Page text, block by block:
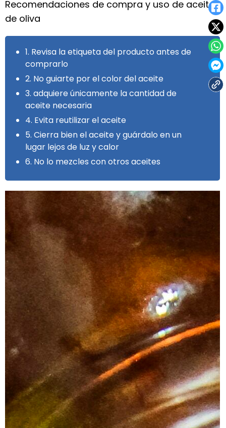
Recomendaciones de compra y uso de aceite
de oliva
1. Revisa la etiqueta del producto antes de
comprarlo
2. No guiarte por el color del aceite
3. adquiere únicamente la cantidad de
aceite necesaria
4. Evita reutilizar el aceite
5. Cierra bien el aceite y guárdalo en un
lugar lejos de luz y calor
6. No lo mezcles con otros aceites